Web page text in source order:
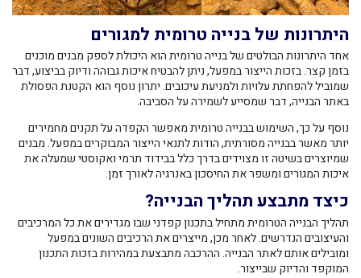
היתרונות של בנייה טרומית למגורים
אחד היתרונות הבולטים של בנייה טרומית הוא היכולת לספק מבנים מוכנים
בזמן קצר. בזכות הייצור במפעל, ניתן להבטיח איכות גבוהה ודיוק בביצוע, דבר
שמוביל להפחתת עלויות ולמניעת עיכובים. יתרון נוסף הוא הקטנת הפסולת
באתר הבנייה, דבר שמסייע לשמירה על הסביבה.
נוסף על כך, השימוש בבנייה טרומית מאפשר הקפדה על תקנים מחמירים
יותר מאשר בבנייה מסורתית, הודות לתנאי הייצור המבוקרים במפעל. מבנים
שמיוצרים בשיטה זו מצוידים בדרך כלל בבידוד תרמי ואקוסטי שמעלה את
איכות המגורים ומשפר את החיסכון באנרגיה לאורך זמן.
כיצד מתבצע תהליך הבנייה?
תהליך הבנייה הטרומית מתחיל בתכנון קפדני שבו מגדירים את כל המרכיבים
והעיצובים הנדרשים. לאחר מכן, מייצרים את הרכיבים השונים במפעל
ומובילים אותם לאתר הבנייה. ההרכבה מתבצעת במהירות בזכות התכנון
המוקפד והדיוק שבייצור.